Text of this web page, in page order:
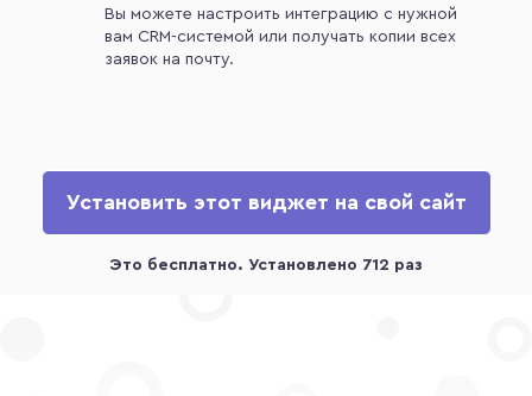
Вы можете настроить интеграцию с нужной
вам CRM-системой или получать копии всех
заявок на почту.
Установить этот виджет на свой сайт